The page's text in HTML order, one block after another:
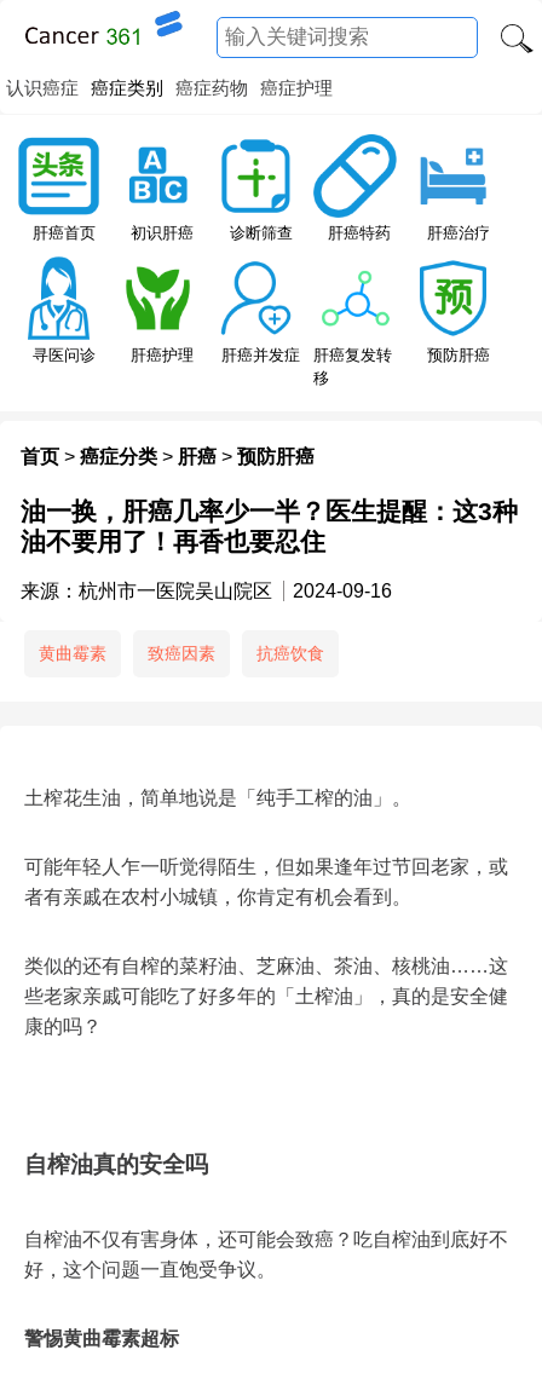
认识癌症 癌症类别 癌症药物 癌症护理
肝癌首页 初识肝癌 诊断筛查 肝癌特药 肝癌治疗
寻医问诊 肝癌护理 肝癌并发症
肝癌复发转
移
预防肝癌
首页 > 癌症分类 > 肝癌 > 预防肝癌
油一换，肝癌几率少一半？医生提醒：这3种
油不要用了！再香也要忍住
来源：杭州市一医院吴山院区 2024-09-16
黄曲霉素 致癌因素 抗癌饮食
土榨花生油，简单地说是「纯手工榨的油」。
可能年轻人乍一听觉得陌生，但如果逢年过节回老家，或
者有亲戚在农村小城镇，你肯定有机会看到。
类似的还有自榨的菜籽油、芝麻油、茶油、核桃油……这
些老家亲戚可能吃了好多年的「土榨油」，真的是安全健
康的吗？
自榨油真的安全吗
自榨油不仅有害身体，还可能会致癌？吃自榨油到底好不
好，这个问题一直饱受争议。
警惕黄曲霉素超标